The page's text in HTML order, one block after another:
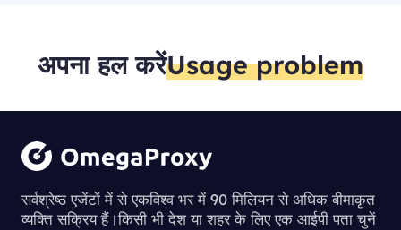
अपना हल करेंUsage problem
सर्वश्रेष्ठ एजेंटों में से एकविश्व भर में 90 मिलियन से अधिक बीमाकृत
व्यक्ति सक्रिय हैं।किसी भी देश या शहर के लिए एक आईपी पता चुनें